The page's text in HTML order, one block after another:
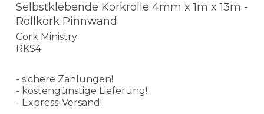
Selbstklebende Korkrolle 4mm x 1m x 13m -
Rollkork Pinnwand
Cork Ministry
RKS4
- sichere Zahlungen!
- kostengünstige Lieferung!
- Express-Versand!